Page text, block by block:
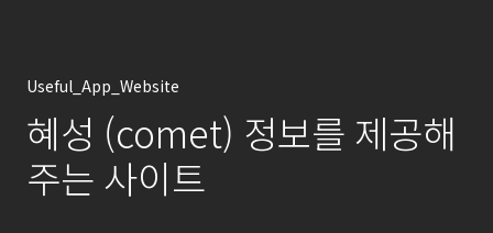
Astrophotography
Useful_App_Website
혜성 (comet) 정보를 제공해
주는 사이트